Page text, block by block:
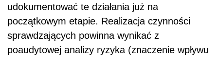
udokumentować te działania już na
początkowym etapie. Realizacja czynności
sprawdzających powinna wynikać z
poaudytowej analizy ryzyka (znaczenie wpływu